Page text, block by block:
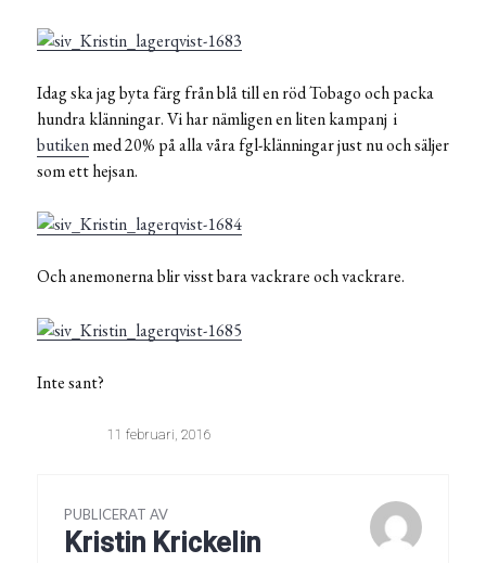
Idag ska jag byta färg från blå till en röd Tobago och packa
hundra klänningar. Vi har nämligen en liten kampanj i
butikenmed 20% på alla våra fgl-klänningar just nu och säljer
som ett hejsan.
Och anemonerna blir visst bara vackrare och vackrare.
Inte sant?
11 februari, 2016
PUBLICERAT AV
Kristin Krickelin